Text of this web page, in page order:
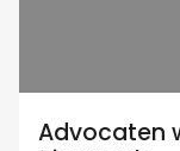
Advocaten